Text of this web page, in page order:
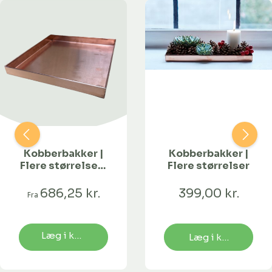
Kobberbakker |
Flere størrelser-
Fra 686,25 kr.
Læg i kurv
Kobberbakker |
Flere størrelser
399,00 kr.
Læg i kurv